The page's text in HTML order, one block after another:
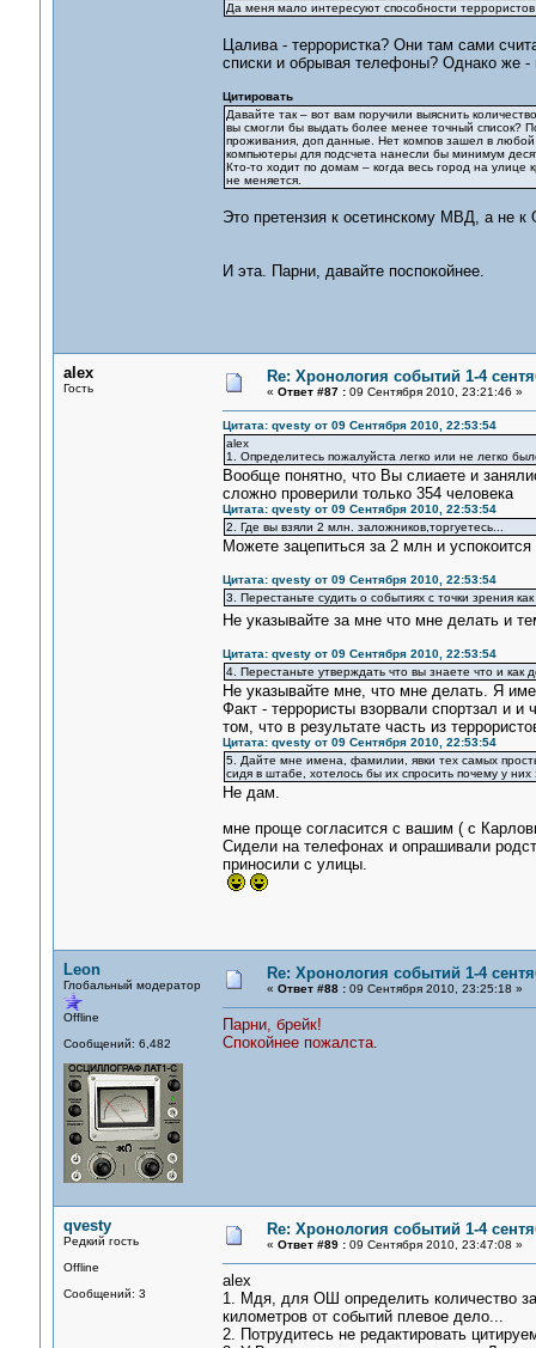
Да меня мало интересуют способности
Цалива - террористка? Они там сами
списки и обрывая телефоны? Однако же -
Цитировать
Давайте так – вот вам поручили выяснить
вы смогли бы выдать более менее точный список?
проживания, доп данные. Нет компов зашел в
компьютеры для подсчета нанесли бы минимум
Кто-то ходит по домам – когда весь город на
не меняется.
Это претензия к осетинскому МВД, а не
И эта. Парни, давайте поспокойнее.
alex
Гость
Re: Хронология событий 1-4
« Ответ #87 :09 Сентября 2010, 23:21:46 »
Цитата: qvesty от 09 Сентября 2010, 22:53:54
alex
1. Определитесь пожалуйста легко или не легко
Вообще понятно, что Вы слиаете и
сложно проверили только 354 человека
Цитата: qvesty от 09 Сентября 2010, 22:53:54
2. Где вы взяли 2 млн. заложников,торгуетесь...
Можете зацепиться за 2 млн и
Цитата: qvesty от 09 Сентября 2010, 22:53:54
3. Перестаньте судить о событиях с точки зрения
Не указывайте за мне что мне делать и
Цитата: qvesty от 09 Сентября 2010, 22:53:54
4. Перестаньте утверждать что вы знаете что и
Не указывайте мне, что мне делать. Я
Факт - террористы взорвали спортзал и и
том, что в результате часть из
Цитата: qvesty от 09 Сентября 2010, 22:53:54
5. Дайте мне имена, фамилии, явки тех самых
сидя в штабе, хотелось бы их спросить почему у них
Не дам.
мне проще согласится с вашим ( с
Сидели на телефонах и опрашивали
приносили с улицы.
Leon
Глобальный модератор
Offline
Сообщений: 6,482
Re: Хронология событий 1-4
« Ответ #88 :09 Сентября 2010, 23:25:18 »
Парни, брейк!
Спокойнее пожалста.
qvesty
Редкий гость
Offline
Сообщений: 3
Re: Хронология событий 1-4
« Ответ #89 :09 Сентября 2010, 23:47:08 »
alex
1. Мдя, для ОШ определить количество
километров от событий плевое дело...
2. Потрудитесь не редактировать